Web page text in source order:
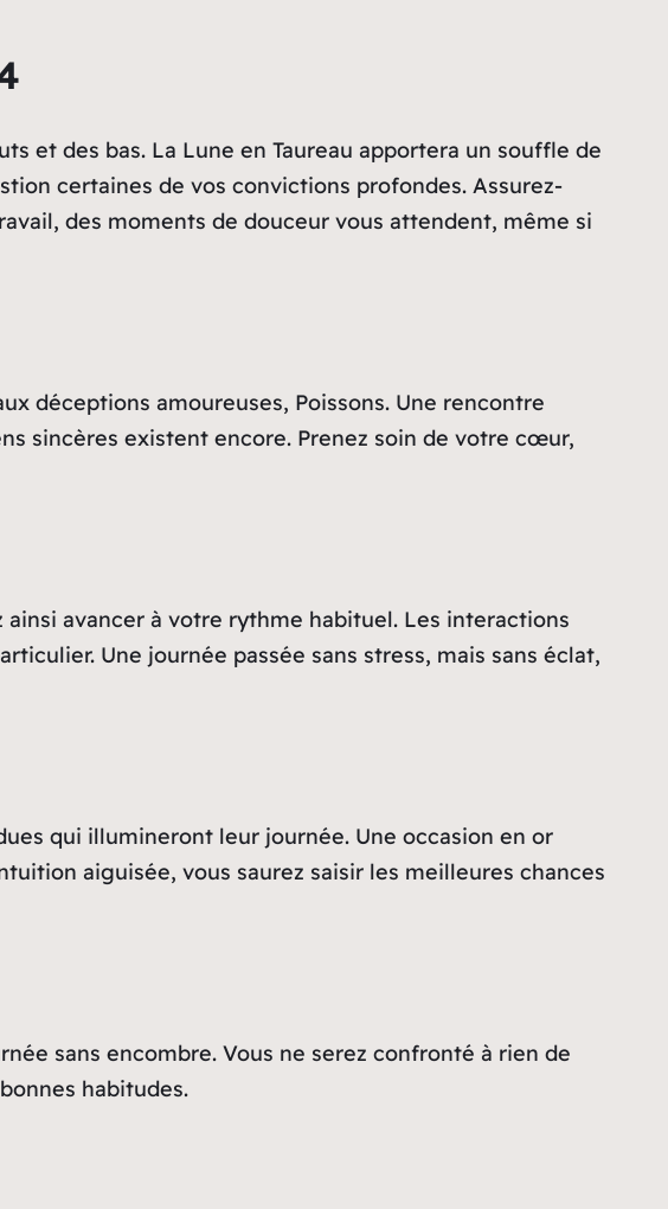
et des bas. La Lune en Taureau apportera un souffle de
certaines de vos convictions profondes. Assurez-
des moments de douceur vous attendent, même si
déceptions amoureuses, Poissons. Une rencontre
sincères existent encore. Prenez soin de votre cœur,
avancer à votre rythme habituel. Les interactions
Une journée passée sans stress, mais sans éclat,
qui illumineront leur journée. Une occasion en or
aiguisée, vous saurez saisir les meilleures chances
sans encombre. Vous ne serez confronté à rien de
habitudes.